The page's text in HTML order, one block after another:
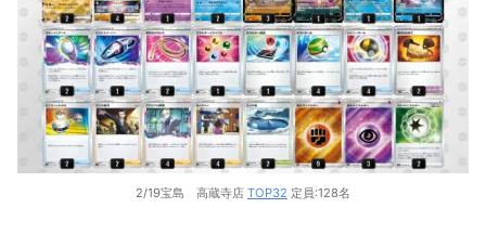
れんげきウーラオスV
ヒスイゾロアークV
ヒスイヌメルゴンV
ブラッキーV
2/19宝島 高蔵寺店 TOP32 定員:128名